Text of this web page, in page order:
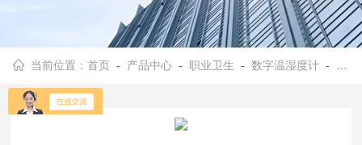
当前位置：首页 - 产品中心 -职业卫生 -数字温湿度计 - 华熙昕瑞数显温湿度计 99笔数据存储